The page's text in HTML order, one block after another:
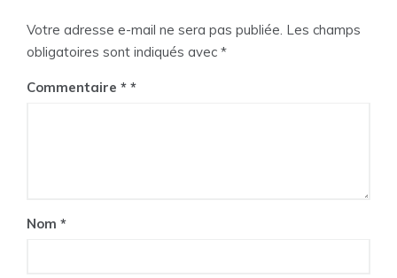
Votre adresse e-mail ne sera pas publiée. Les champs
obligatoires sont indiqués avec *
Commentaire *
Nom *